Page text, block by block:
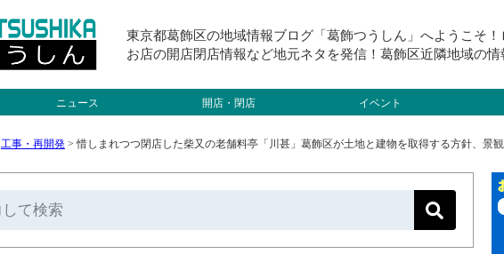
東京都葛飾区の地域情報ブログ「葛飾つうしん」へようこそ
お店の開店閉店情報など地元ネタを発信！葛飾区近隣地域の情
ニュース 開店・閉店 イベント
工事・再開発 > 惜しまれつつ閉店した柴又の老舗料亭「川甚」葛飾区が土地と建物を取得する方針、景